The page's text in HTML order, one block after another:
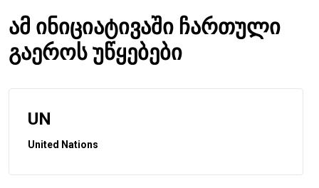
ამ ინიციატივაში ჩართული
გაეროს უწყებები
UN
United Nations